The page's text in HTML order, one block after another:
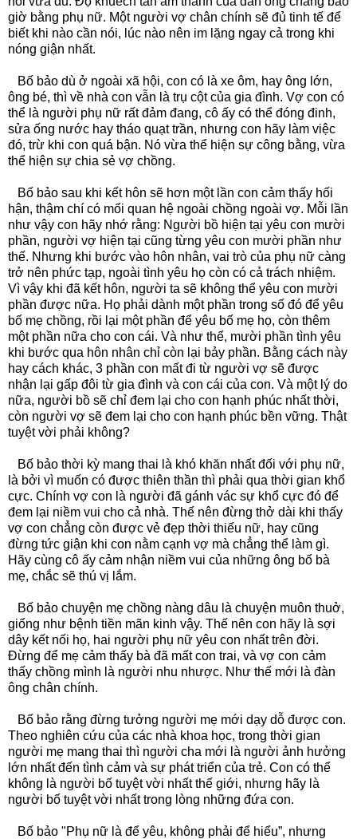
giờ bằng phụ nữ. Một người vợ chân chính sẽ đủ tinh tế để
biết khi nào cần nói, lúc nào nên im lặng ngay cả trong khi
nóng giận nhất.
Bố bảo dù ở ngoài xã hội, con có là xe ôm, hay ông lớn,
ông bé, thì về nhà con vẫn là trụ cột của gia đình. Vợ con có
thể là người phụ nữ rất đảm đang, cô ấy có thể đóng đinh,
sửa ống nước hay tháo quạt trần, nhưng con hãy làm việc
đó, trừ khi con quá bận. Nó vừa thể hiện sự công bằng, vừa
thể hiện sự chia sẻ vợ chồng.
Bố bảo sau khi kết hôn sẽ hơn một lần con cảm thấy hối
hận, thậm chí có mối quan hệ ngoài chồng ngoài vợ. Mỗi lần
như vậy con hãy nhớ rằng: Người bồ hiện tại yêu con mười
phần, người vợ hiện tại cũng từng yêu con mười phần như
thế. Nhưng khi bước vào hôn nhân, vai trò của phụ nữ càng
trở nên phức tạp, ngoài tình yêu họ còn có cả trách nhiệm.
Vì vậy khi đã kết hôn, người ta sẽ không thể yêu con mười
phần được nữa. Họ phải dành một phần trong số đó để yêu
bố mẹ chồng, rồi lại một phần để yêu bố mẹ họ, còn thêm
một phần nữa cho con cái. Và như thế, mười phần tình yêu
khi bước qua hôn nhân chỉ còn lại bảy phần. Bằng cách này
hay cách khác, 3 phần con mất đi từ người vợ sẽ được
nhận lại gấp đôi từ gia đình và con cái của con. Và một lý do
nữa, người bồ sẽ chỉ đem lại cho con hạnh phúc nhất thời,
còn người vợ sẽ đem lại cho con hạnh phúc bền vững. Thật
tuyệt vời phải không?
Bố bảo thời kỳ mang thai là khó khăn nhất đối với phụ nữ,
là bởi vì muốn có được thiên thần thì phải qua thời gian khổ
cực. Chính vợ con là người đã gánh vác sự khổ cực đó để
đem lại niềm vui cho cả nhà. Thế nên đừng thở dài khi thấy
vợ con chẳng còn được vẻ đẹp thời thiếu nữ, hay cũng
đừng tức giận khi con nằm cạnh vợ mà chẳng thể làm gì.
Hãy cùng cô ấy cảm nhận niềm vui của những ông bố bà
mẹ, chắc sẽ thú vị lắm.
Bố bảo chuyện mẹ chồng nàng dâu là chuyện muôn thuở,
giống như bệnh tiền mãn kinh vậy. Thế nên con hãy là sợi
dây kết nối họ, hai người phụ nữ yêu con nhất trên đời.
Đừng để mẹ cảm thấy bà đã mất con trai, và vợ con cảm
thấy chồng mình là người nhu nhược. Như thế mới là đàn
ông chân chính.
Bố bảo rằng đừng tưởng người mẹ mới dạy dỗ được con.
Theo nghiên cứu của các nhà khoa học, trong thời gian
người mẹ mang thai thì người cha mới là người ảnh hưởng
lớn nhất đến tình cảm và sự phát triển của trẻ. Con có thể
không là người bố tuyệt vời nhất thế giới, nhưng hãy là
người bố tuyệt vời nhất trong lòng những đứa con.
Bố bảo "Phụ nữ là để yêu, không phải để hiểu”, nhưng